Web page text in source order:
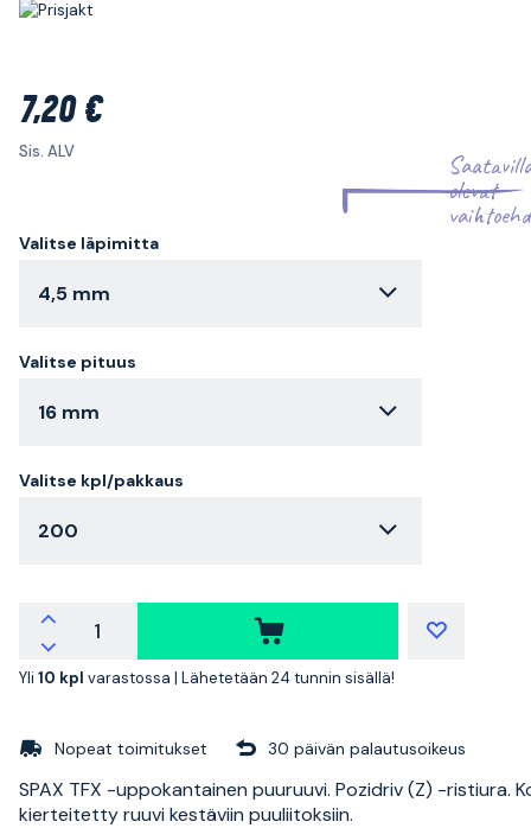
7,20 €
Sis. ALV
olevat
Valitse läpimitta
4,5 mm
Valitse pituus
16 mm
Valitse kpl/pakkaus
200
Yli 10 kpl varastossa | Lähetetään 24 tunnin sisällä!
Nopeat toimitukset 30 päivän palautusoikeus
SPAX TFX -uppokantainen puuruuvi. Pozidriv (Z) -ristiura.
kierteitetty ruuvi kestäviin puuliitoksiin.